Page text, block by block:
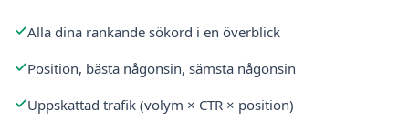
Alla dina rankande sökord i en överblick
Position, bästa någonsin, sämsta någonsin
Uppskattad trafik (volym × CTR × position)